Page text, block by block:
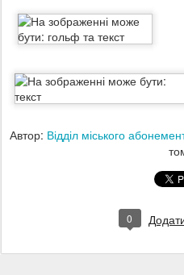
Автор: Відділ міського
0